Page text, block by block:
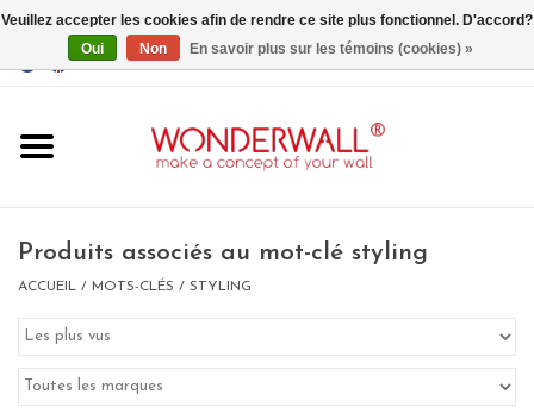
EUR/GBP
Un design personnalisé
BIG SALE , GRAB YOUR
Produits associés au mot-clé styling
ACCUEIL / MOTS-CLÉS / STYLING
Veuillez accepter les cookies afin de rendre ce site plus fonctionnel. D'accord?
Oui
Non En savoir plus sur les témoins (cookies) »